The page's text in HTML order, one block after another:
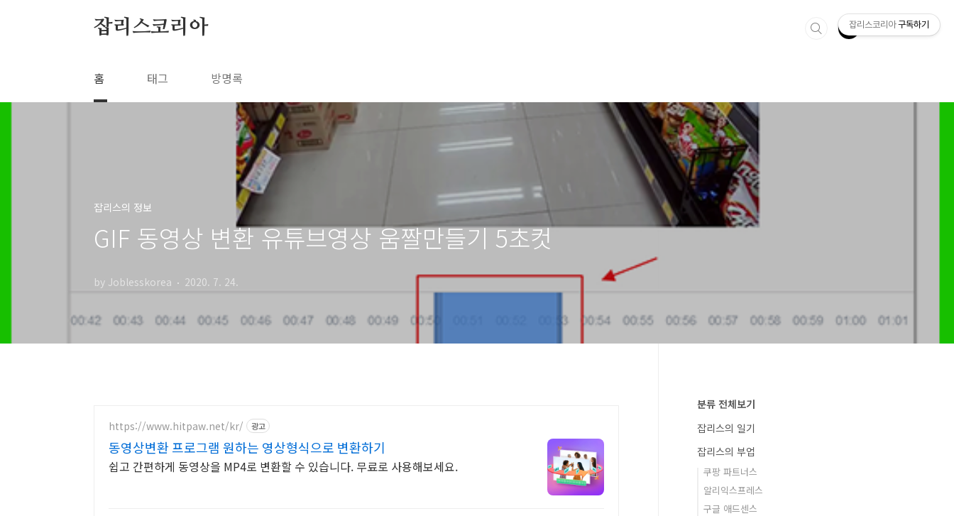
잡리스코리아
홈 태그 방명록
잡리스의 정보
GIF 동영상 변환 유튜브영상 움짤만들기 5초컷
by Joblesskorea 2020. 7. 24.
https://www.hitpaw.net/kr/ 광고
동영상변환 프로그램 원하는 영상형식으로 변환하기
쉽고 간편하게 동영상을 MP4로 변환할 수 있습니다. 무료로 사용해보세요.
분류 전체보기
잡리스의 일기
잡리스의 부업
쿠팡 파트너스
알리익스프레스
구글 애드센스
잡리스코리아 구독하기